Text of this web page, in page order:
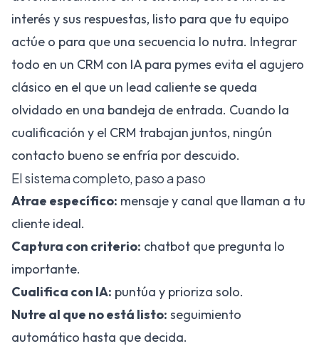
interés y sus respuestas, listo para que tu equipo
actúe o para que una secuencia lo nutra. Integrar
todo en un CRM con IA para pymes evita el agujero
clásico en el que un lead caliente se queda
olvidado en una bandeja de entrada. Cuando la
cualificación y el CRM trabajan juntos, ningún
contacto bueno se enfría por descuido.
El sistema completo, paso a paso
Atrae específico: mensaje y canal que llaman a tu
cliente ideal.
Captura con criterio: chatbot que pregunta lo
importante.
Cualifica con IA: puntúa y prioriza solo.
Nutre al que no está listo: seguimiento
automático hasta que decida.